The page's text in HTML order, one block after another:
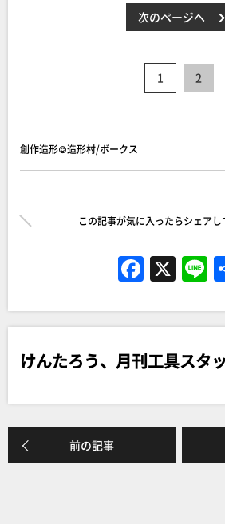
次のページへ
1 2
創作造形©造形村/ボークス
この記事が気に入ったらシェアし
F
a
c
e
b
o
o
X
けんたろう、月刊工具スタ
前の記事